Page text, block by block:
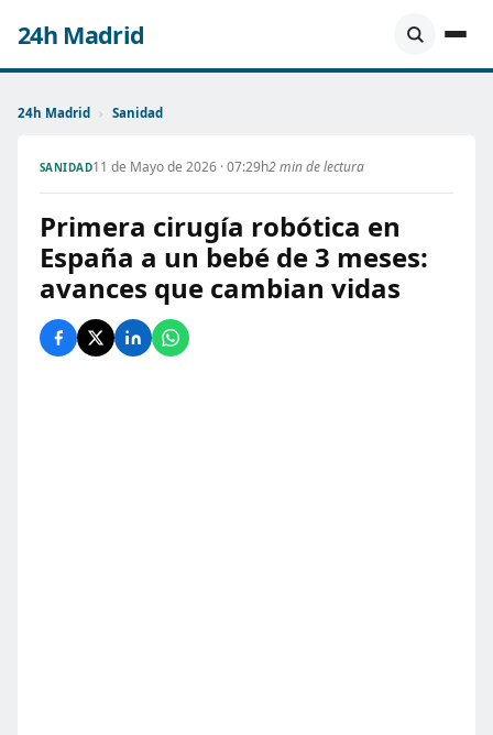
24h Madrid
24h Madrid › Sanidad
SANIDAD11 de Mayo de 2026 · 07:29h2 min de lectura
Primera cirugía robótica en
España a un bebé de 3 meses:
avances que cambian vidas